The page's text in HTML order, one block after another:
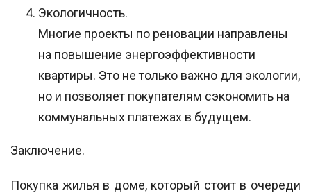
Экологичность.
Многие проекты по реновации направлены
на повышение энергоэффективности
квартиры. Это не только важно для экологии,
но и позволяет покупателям сэкономить на
коммунальных платежах в будущем.
Заключение.
Покупка жилья в доме, который стоит в очереди